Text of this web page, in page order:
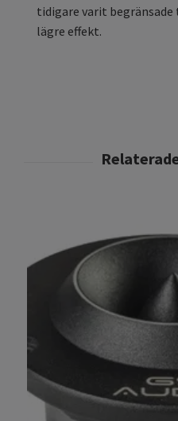
tidigare varit
lägre effekt.